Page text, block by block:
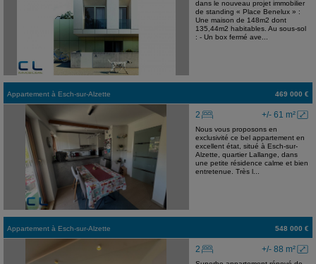
dans le nouveau projet immobilier
de standing « Place Benelux » :
Une maison de 148m2 dont
135,44m2 habitables. Au sous-sol
: - Un box fermé ave...
Appartement à Esch-sur-Alzette 469 000 €
+/- 61 m²
2
Nous vous proposons en
exclusivité ce bel appartement en
excellent état, situé à Esch-sur-
Alzette, quartier Lallange, dans
une petite résidence calme et bien
entretenue. Très l...
Appartement à Esch-sur-Alzette 548 000 €
+/- 88 m²
2